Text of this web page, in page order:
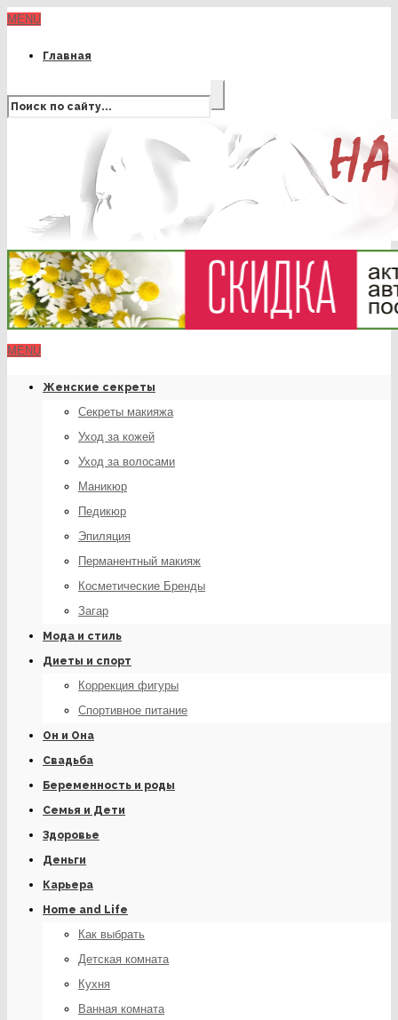
MENU
Главная
MENU
Женские секреты
Секреты макияжа
Уход за кожей
Уход за волосами
Маникюр
Педикюр
Эпиляция
Перманентный макияж
Косметические Бренды
Загар
Мода и стиль
Диеты и спорт
Коррекция фигуры
Спортивное питание
Он и Она
Свадьба
Беременность и роды
Семья и Дети
Здоровье
Деньги
Карьера
Home and Life
Как выбрать
Детская комната
Кухня
Ванная комната